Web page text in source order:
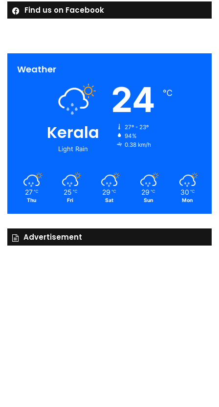
Find us on Facebook
Weather
Kerala
Light Rain
24 ℃
27º - 23º
94%
0.38 km/h
27 ℃
Thu
25 ℃
Fri
29 ℃
Sat
29 ℃
Sun
30 ℃
Mon
Advertisement